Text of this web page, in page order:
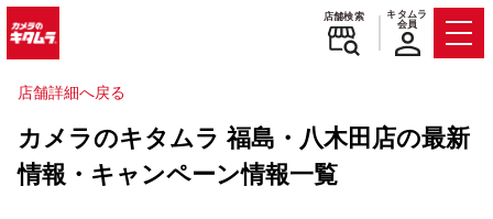
店舗検索
キタムラ
会員
店舗詳細へ戻る
カメラのキタムラ 福島・八木田店の最新
情報・キャンペーン情報一覧